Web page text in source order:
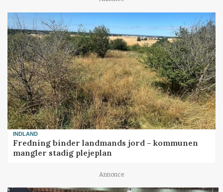
INDLAND
Fredning binder landmands jord – kommunen
mangler stadig plejeplan
Annonce